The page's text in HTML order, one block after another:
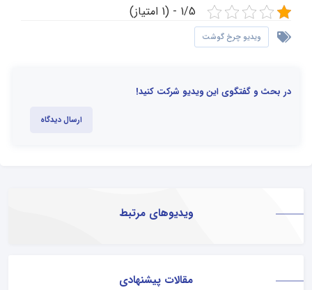
ویدیوهای مرتبط
مقالات پیشنهادی
1/5 - (1 امتیاز)
ویدیو چرخ گوشت
در بحث و گفتگوی این ویدیو شرکت کنید!
ارسال دیدگاه